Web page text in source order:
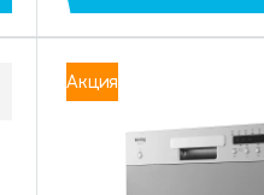
Акция